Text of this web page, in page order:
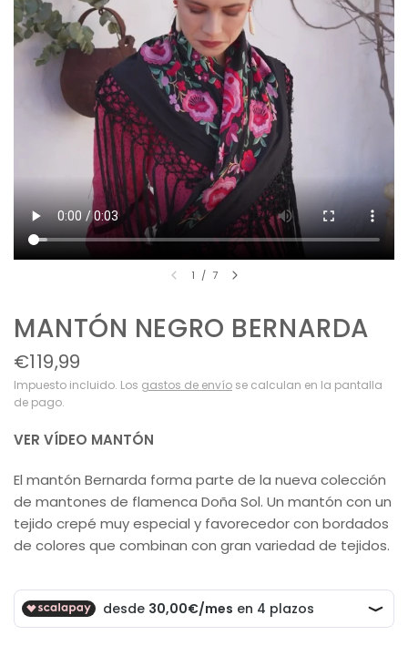
1 / 7
MANTÓN NEGRO BERNARDA
€119,99
Impuesto incluido. Los gastos de envío se calculan en la pantalla
de pago.
VER VÍDEO MANTÓN
El mantón Bernarda forma parte de la nueva colección
de mantones de flamenca Doña Sol. Un mantón con un
tejido crepé muy especial y favorecedor con bordados
de colores que combinan con gran variedad de tejidos.